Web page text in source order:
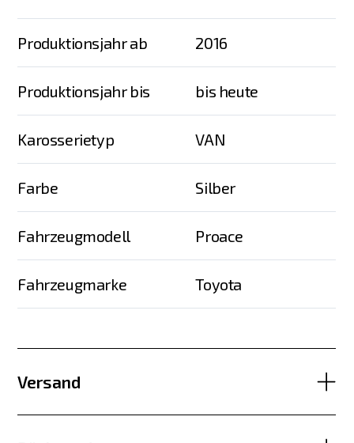
Produktionsjahr ab 2016
Produktionsjahr bis bis heute
Karosserietyp VAN
Farbe Silber
Fahrzeugmodell Proace
Fahrzeugmarke Toyota
Versand